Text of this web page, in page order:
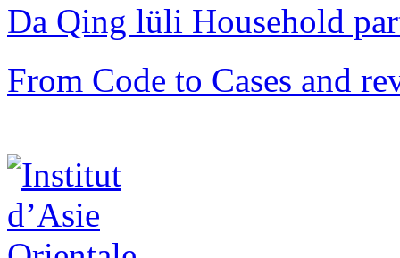
Da Qing lüli Household
From Code to Cases and